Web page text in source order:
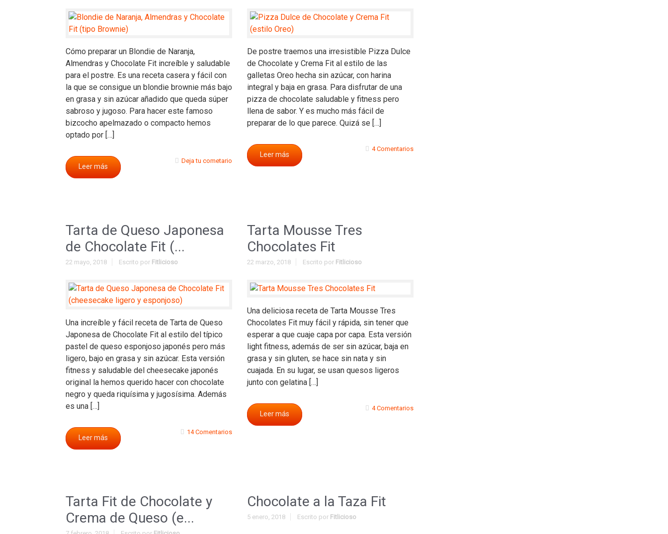
Cómo preparar un Blondie de Naranja,
Almendras y Chocolate Fit increíble y saludable
para el postre. Es una receta casera y fácil con
la que se consigue un blondie brownie más bajo
en grasa y sin azúcar añadido que queda súper
sabroso y jugoso. Para hacer este famoso
bizcocho apelmazado o compacto hemos
optado por […]
Leer más
Deja tu cometario
De postre traemos una irresistible Pizza Dulce
de Chocolate y Crema Fit al estilo de las
galletas Oreo hecha sin azúcar, con harina
integral y baja en grasa. Para disfrutar de una
pizza de chocolate saludable y fitness pero
llena de sabor. Y es mucho más fácil de
preparar de lo que parece. Quizá se […]
Leer más
4 Comentarios
Tarta de Queso Japonesa
de Chocolate Fit (...
22 mayo, 2018 Escrito por Fitlicioso
Una increíble y fácil receta de Tarta de Queso
Japonesa de Chocolate Fit al estilo del típico
pastel de queso esponjoso japonés pero más
ligero, bajo en grasa y sin azúcar. Esta versión
fitness y saludable del cheesecake japonés
original la hemos querido hacer con chocolate
negro y queda riquísima y jugosísima. Además
es una […]
Leer más
14 Comentarios
Tarta Mousse Tres
Chocolates Fit
22 marzo, 2018 Escrito por Fitlicioso
Una deliciosa receta de Tarta Mousse Tres
Chocolates Fit muy fácil y rápida, sin tener que
esperar a que cuaje capa por capa. Esta versión
light fitness, además de ser sin azúcar, baja en
grasa y sin gluten, se hace sin nata y sin
cuajada. En su lugar, se usan quesos ligeros
junto con gelatina […]
Leer más
4 Comentarios
Tarta Fit de Chocolate y
Crema de Queso (e...
Chocolate a la Taza Fit
5 enero, 2018 Escrito por Fitlicioso